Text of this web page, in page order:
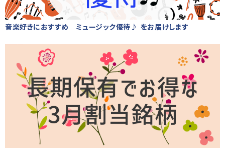
音楽好きにおすすめ ミュージック優待♪ をお届けします